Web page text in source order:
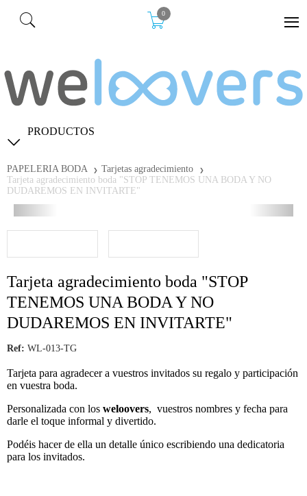
0
PRODUCTOS
PAPELERIA BODA
Tarjetas agradecimiento
Tarjeta agradecimiento boda "STOP TENEMOS UNA BODA Y NO
DUDAREMOS EN INVITARTE"
Tarjeta agradecimiento boda "STOP
TENEMOS UNA BODA Y NO
DUDAREMOS EN INVITARTE"
Ref: WL-013-TG
Tarjeta para agradecer a vuestros invitados su regalo y participación
en vuestra boda.
Personalizada con los weloovers, vuestros nombres y fecha para
darle el toque informal y divertido.
Podéis hacer de ella un detalle único escribiendo una dedicatoria
para los invitados.